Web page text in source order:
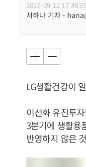
2017-09-12
서하나 기자 -
LG생활건강이
이선화 유진투
3분기에 생활용
반영하지 않은